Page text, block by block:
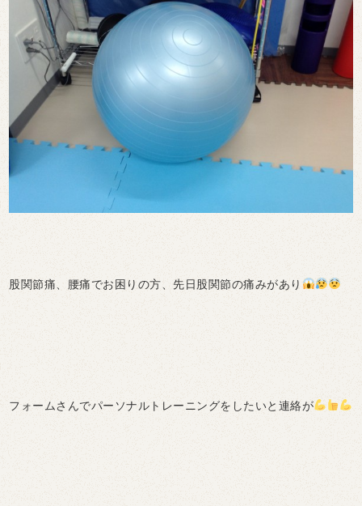
股関節痛、腰痛でお困りの方、先日股関節の痛みがあり
フォームさんでパーソナルトレーニングをしたいと連絡が